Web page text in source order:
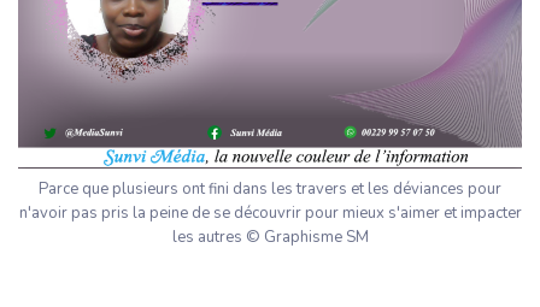
Parce que plusieurs ont fini dans les travers et les déviances pour
n'avoir pas pris la peine de se découvrir pour mieux s'aimer et impacter
les autres © Graphisme SM